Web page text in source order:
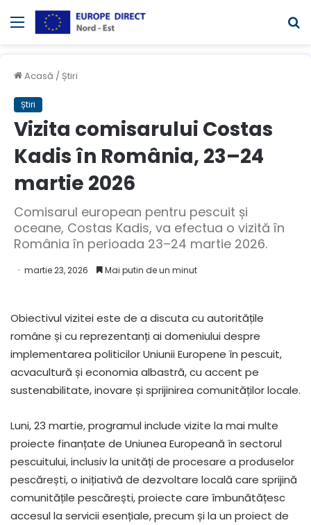
Meniul
Acasă / Știri
Știri
Vizita comisarului Costas
Kadis în România, 23–24
martie 2026
Comisarul european pentru pescuit și
oceane, Costas Kadis, va efectua o vizită în
România în perioada 23–24 martie 2026.
martie 23, 2026 Mai putin de un minut
Obiectivul vizitei este de a discuta cu autoritățile
române și cu reprezentanți ai domeniului despre
implementarea politicilor Uniunii Europene în pescuit,
acvacultură și economia albastră, cu accent pe
sustenabilitate, inovare și sprijinirea comunităților locale.
Luni, 23 martie, programul include vizite la mai multe
proiecte finanțate de Uniunea Europeană în sectorul
pescuitului, inclusiv la unități de procesare a produselor
pescărești, o inițiativă de dezvoltare locală care sprijină
comunitățile pescărești, proiecte care îmbunătățesc
accesul la servicii esențiale, precum și la un proiect de